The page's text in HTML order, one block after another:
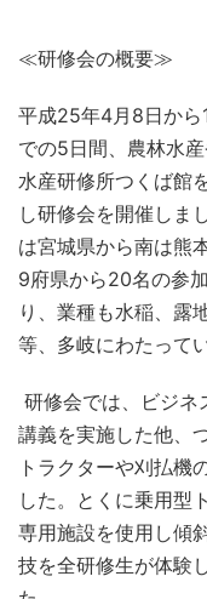
≪研修会の概要≫
平成25年4月8日から
での5日間、農林水
水産研修所つくば館
し研修会を開催しま
は宮城県から南は熊
9府県から20名の参
り、業種も水稲、露
等、多岐にわたって
研修会では、ビジネ
講義を実施した他、
トラクターや刈払機
した。とくに乗用型
専用施設を使用し傾
技を全研修生が体験